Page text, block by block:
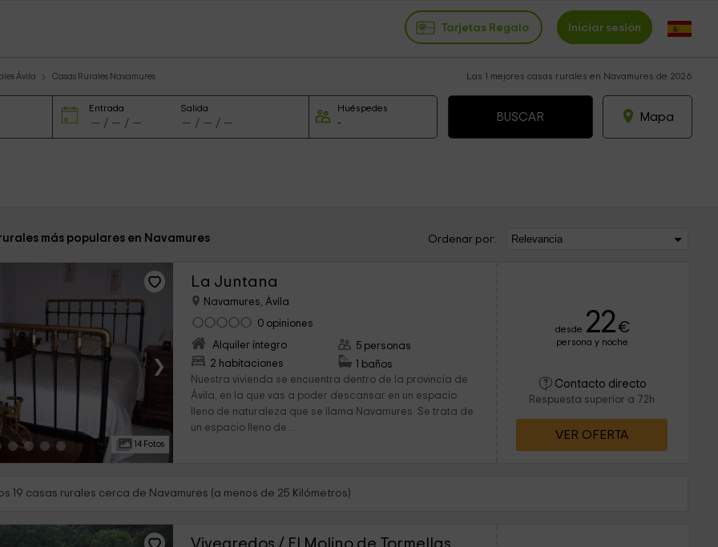
Tarjetas Regalo Iniciar sesión
Ávila Casas Rurales Navamures Las 1 mejores casas rurales en Navamures de 2026
Entrada Salida Huéspedes
Mapa
más populares en Navamures Ordenar por:
›
14 Fotos
La Juntana
Navamures, Ávila
0 opiniones
Alquiler íntegro
2 habitaciones
5 personas
1 baños
Nuestra vivienda se encuentra dentro de la provincia de
Ávila, en la que vas a poder descansar en un espacio
lleno de naturaleza que se llama Navamures. Se trata de
un espacio lleno de...
desde 22€
persona y noche
Contacto directo
Respuesta superior a 72h
VER OFERTA
19 casas rurales cerca de Navamures (a menos de 25 Kilómetros)
Vivegredos / El Molino de Tormellas